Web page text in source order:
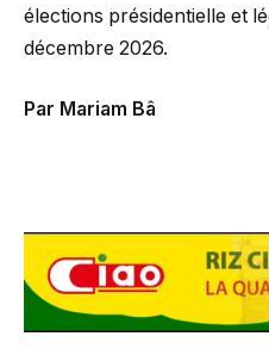
élections présidentielle et
décembre 2026.
Par Mariam Bâ